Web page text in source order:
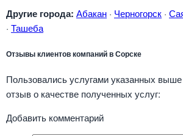
Другие города: Абакан · Черногорск ·
· Ташеба
Отзывы клиентов компаний в Сорске
Пользовались услугами указанных
отзыв о качестве полученных услуг:
Добавить комментарий